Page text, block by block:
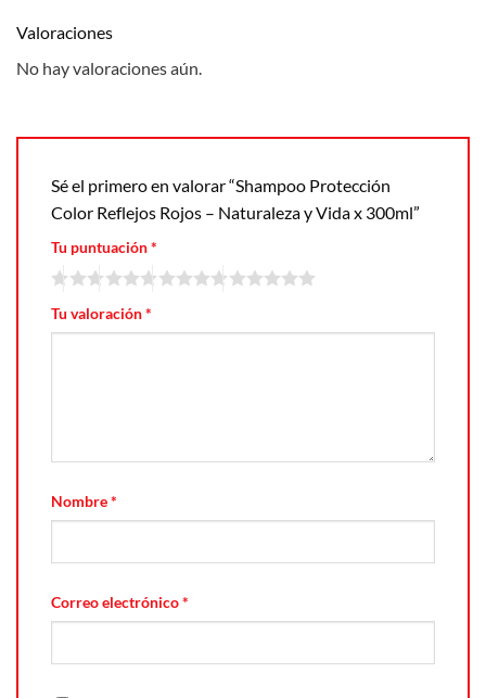
Valoraciones
No hay valoraciones aún.
Sé el primero en valorar “Shampoo Protección
Color Reflejos Rojos – Naturaleza y Vida x 300ml”
Tu puntuación*
Tu valoración*
Nombre*
Correo electrónico*